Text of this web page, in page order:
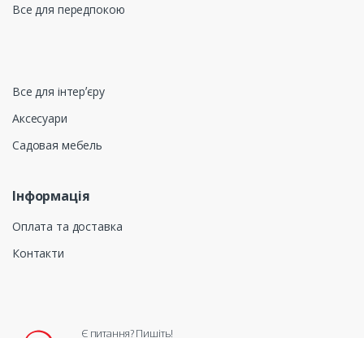
Все для передпокою
Все для інтерʼєру
Аксесуари
Садовая мебель
Інформація
Оплата та доставка
Контакти
Є питання? Пишіть!